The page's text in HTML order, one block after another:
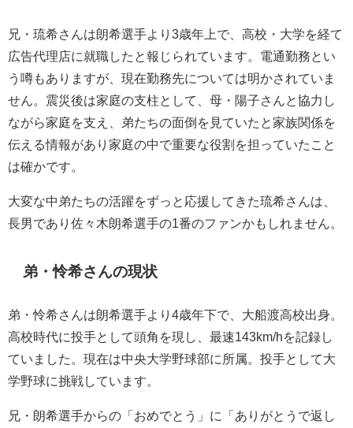
兄・琉希さんは朗希選手より3歳年上で、高校・大学を経て
広告代理店に就職したと報じられています。電通勤務とい
う噂もありますが、現在勤務先については明かされていま
せん。震災後は家庭の支柱として、母・陽子さんと協力し
ながら家庭を支え、弟たちの面倒を見ていたと家族関係を
伝える情報があり家庭の中で重要な役割を担っていたこと
は確かです。
大変な中弟たちの活躍をずっと応援してきた琉希さんは、
長男であり佐々木朗希選手の1番のファンかもしれません。
弟・怜希さんの現状
弟・怜希さんは朗希選手より4歳年下で、大船渡高校出身。
高校時代に投手として頭角を現し、最速143km/hを記録し
ていました。現在は中央大学野球部に所属。投手として大
学野球に挑戦しています。
兄・朗希選手からの「おめでとう」に「ありがとうで返し